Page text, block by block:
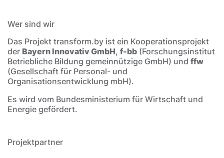
Wer sind wir
Das Projekt transform.by ist ein Kooperationsprojekt
der Bayern Innovativ GmbH, f-bb (Forschungsinstitut
Betriebliche Bildung gemeinnützige GmbH) und ffw
(Gesellschaft für Personal- und
Organisationsentwicklung mbH).
Es wird vom Bundesministerium für Wirtschaft und
Energie gefördert.
Projektpartner